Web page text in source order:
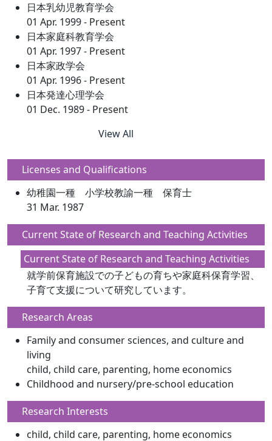
日本乳幼児教育学会
01 Apr. 1999 - Present
日本家庭科教育学会
01 Apr. 1997 - Present
日本家政学会
01 Apr. 1996 - Present
日本発達心理学会
01 Dec. 1989 - Present
View All
Licenses and Qualifications
幼稚園一種 小学校教諭一種 保育士
31 Mar. 1987
Current State of Research and Teaching Activities
Current State of Research and Teaching Activities
就学前保育施設での子どもの育ちや家庭科保育学習、
子育て支援について研究しています。
Research Areas
Family and consumer sciences, and culture and
living
child, child care, parenting, home economics
Childhood and nursery/pre-school education
Research Interests
child, child care, parenting, home economics